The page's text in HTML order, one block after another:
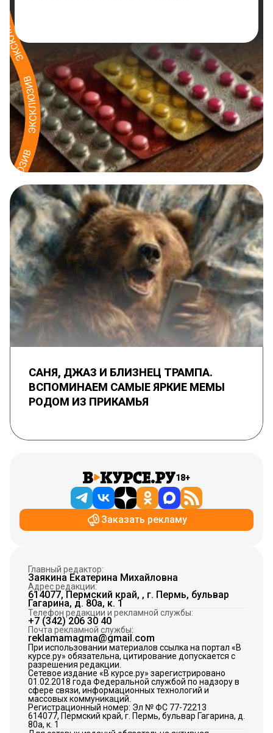
САНЯ, ДЖАЗ И БЛИЗНЕЦ ТРАМПА.
ВСПОМИНАЕМ САМЫЕ ЯРКИЕ МЕМЫ
РОДОМ ИЗ ПРИКАМЬЯ
18+
Заказать рекламу
Главный редактор:
Заякина Екатерина Михайловна
Адрес редакции:
614077, Пермский край, , г. Пермь, бульвар
Гагарина, д. 80а, к. 1
Телефон редакции и рекламной службы:
+7 (342) 206 30 40
Почта рекламной службы:
reklamamagma@gmail.com
При использовании материалов ссылка на портал «В
курсе.ру» обязательна, цитирование допускается с
разрешения редакции.
Сетевое издание «В курсе.ру» зарегистрировано
01.02.2018 года Федеральной службой по надзору в
сфере связи, информационных технологий и
массовых коммуникаций.
Регистрационный номер: Эл № ФС 77-72213
614077, Пермский край, г. Пермь, бульвар Гагарина, д.
80а, к. 1